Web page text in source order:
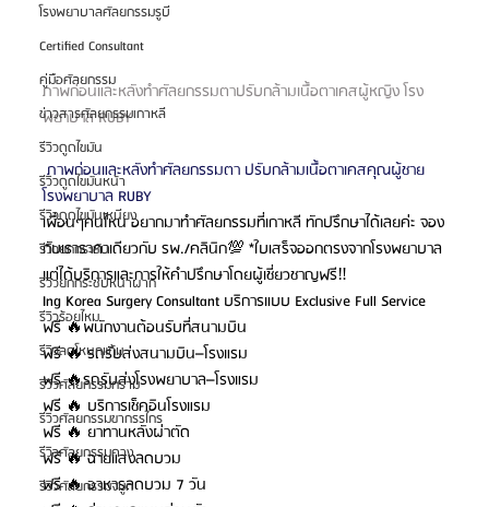
โรงพยาบาลศัลยกรรมรูบี
Certified Consultant
คู่มือศัลยกรรม
ข่าวสารศัลยกรรมเกาหลี
รีวิวดูดไขมัน
รีวิวดูดไขมันหน้า
รีวิวดูดไขมันเหนียง
รีวิวยกกระชับ
รีวิวยกกระชับหน้าผาก
รีวิวร้อยไหม
รีวิวลดโหนกแก้ม
รีวิวศัลยกรรมกราม
รีวิวศัลยกรรมขากรรไกร
รีวิวศัลยกรรมคาง
รีวิวศัลยกรรมจมูก
ภาพก่อนและหลังทำศัลยกรรมตาปรับกล้ามเนื้อตาเคสผู้หญิง โรง
พยาบาล RUBY
ภาพก่อนและหลังทำศัลยกรรมตา ปรับกล้ามเนื้อตาเคสคุณผู้ชาย
โรงพยาบาล RUBY
เพื่อนๆคนไหน อยากมาทำศัลยกรรมที่เกาหลี ทักปรึกษาได้เลยค่ะ จอง
กับเราราคาเดียวกับ รพ./คลินิก💯 *ใบเสร็จออกตรงจากโรงพยาบาล
แต่ได้บริการและการให้คำปรึกษาโดยผู้เชี่ยวชาญฟรี‼️
Ing Korea Surgery Consultant บริการแบบ Exclusive Full Service
ฟรี 🔥พนักงานต้อนรับที่สนามบิน
ฟรี 🔥 รถรับส่งสนามบิน–โรงแรม
ฟรี 🔥รถรับส่งโรงพยาบาล–โรงแรม
ฟรี 🔥 บริการเช็คอินโรงแรม
ฟรี 🔥 ยาทานหลังผ่าตัด
ฟรี 🔥 ฉายแสงลดบวม
ฟรี 🔥 อาหารลดบวม 7 วัน